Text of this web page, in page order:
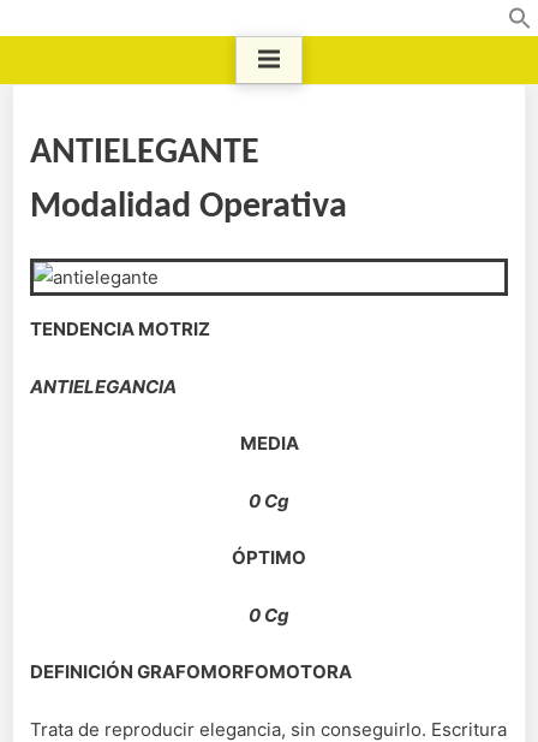
ANTIELEGANTE
Modalidad Operativa
TENDENCIA MOTRIZ
ANTIELEGANCIA
MEDIA
0 Cg
ÓPTIMO
0 Cg
DEFINICIÓN GRAFOMORFOMOTORA
Trata de reproducir elegancia, sin conseguirlo. Escritura